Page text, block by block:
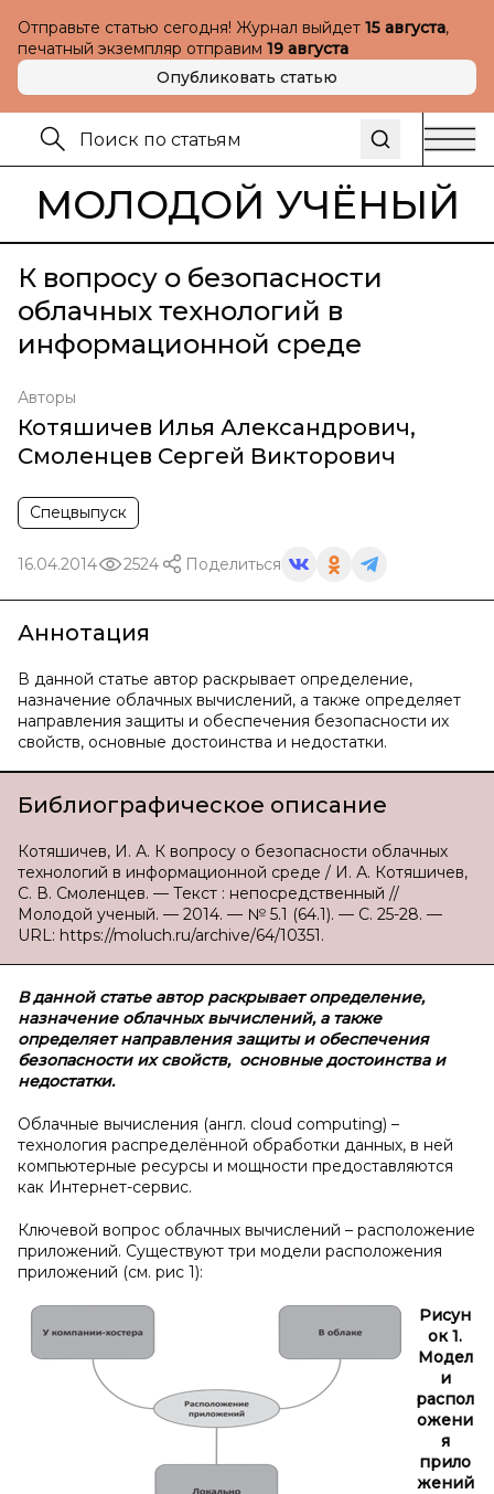
Отправьте статью сегодня! Журнал выйдет 15 августа,
печатный экземпляр отправим 19 августа
Опубликовать статью
МОЛОДОЙ УЧЁНЫЙ
К вопросу о безопасности
облачных технологий в
информационной среде
Авторы
Котяшичев Илья Александрович,
Смоленцев Сергей Викторович
Спецвыпуск
16.04.2014 2524 Поделиться
Аннотация
В данной статье автор раскрывает определение,
назначение облачных вычислений, а также определяет
направления защиты и обеспечения безопасности их
свойств, основные достоинства и недостатки.
Библиографическое описание
Котяшичев, И. А. К вопросу о безопасности облачных
технологий в информационной среде / И. А. Котяшичев,
С. В. Смоленцев. — Текст : непосредственный //
Молодой ученый. — 2014. — № 5.1 (64.1). — С. 25-28. —
URL: https://moluch.ru/archive/64/10351.
В данной статье автор раскрывает определение,
назначение облачных вычислений, а также
определяет направления защиты и обеспечения
безопасности их свойств, основные достоинства и
недостатки.
Облачные вычисления (англ. cloud computing) –
технология распределённой обработки данных, в ней
компьютерные ресурсы и мощности предоставляются
как Интернет-сервис.
Ключевой вопрос облачных вычислений – расположение
приложений. Существуют три модели расположения
приложений (см. рис 1):
Рисун
ок 1.
Модел
и
распол
ожени
я
прило
жений